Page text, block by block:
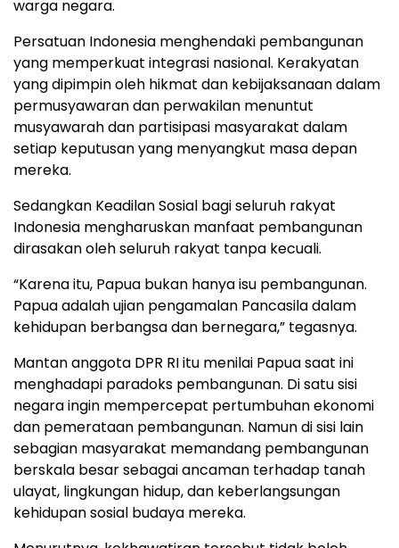
warga negara.
Persatuan Indonesia menghendaki pembangunan
yang memperkuat integrasi nasional. Kerakyatan
yang dipimpin oleh hikmat dan kebijaksanaan dalam
permusyawaran dan perwakilan menuntut
musyawarah dan partisipasi masyarakat dalam
setiap keputusan yang menyangkut masa depan
mereka.
Sedangkan Keadilan Sosial bagi seluruh rakyat
Indonesia mengharuskan manfaat pembangunan
dirasakan oleh seluruh rakyat tanpa kecuali.
“Karena itu, Papua bukan hanya isu pembangunan.
Papua adalah ujian pengamalan Pancasila dalam
kehidupan berbangsa dan bernegara,” tegasnya.
Mantan anggota DPR RI itu menilai Papua saat ini
menghadapi paradoks pembangunan. Di satu sisi
negara ingin mempercepat pertumbuhan ekonomi
dan pemerataan pembangunan. Namun di sisi lain
sebagian masyarakat memandang pembangunan
berskala besar sebagai ancaman terhadap tanah
ulayat, lingkungan hidup, dan keberlangsungan
kehidupan sosial budaya mereka.